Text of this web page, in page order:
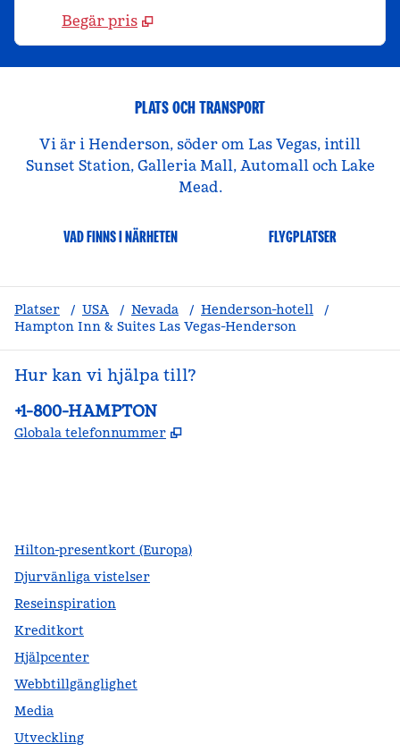
Begär pris
PLATS OCH TRANSPORT
Vi är i Henderson, söder om Las Vegas, intill
Sunset Station, Galleria Mall, Automall och Lake
Mead.
VAD FINNS I NÄRHETEN FLYGPLATSER
Platser / USA / Nevada / Henderson-hotell
/
Hampton Inn & Suites Las Vegas-Henderson
Hur kan vi hjälpa till?
Telefon:
+1-800-HAMPTON
Globala telefonnummer ,
Hilton-presentkort (Europa)
Djurvänliga vistelser
Reseinspiration
Kreditkort
Hjälpcenter
Webbtillgänglighet
Media
Utveckling